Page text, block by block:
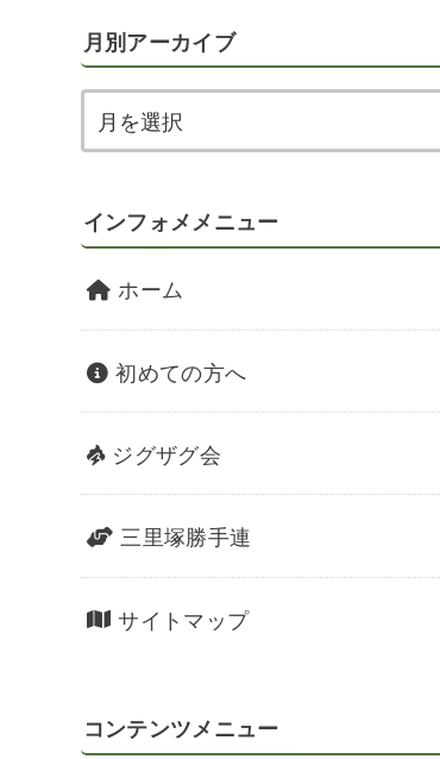
月別アーカイブ
インフォメメニュー
ホーム
初めての方へ
ジグザグ会
三里塚勝手連
サイトマップ
コンテンツメニュー